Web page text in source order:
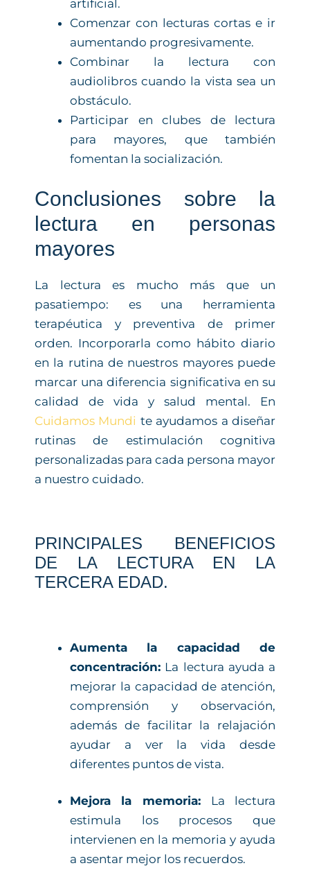
artificial.
Comenzar con lecturas cortas e ir
aumentando progresivamente.
Combinar la lectura con
audiolibros cuando la vista sea un
obstáculo.
Participar en clubes de lectura
para mayores, que también
fomentan la socialización.
Conclusiones sobre la
lectura en personas
mayores
La lectura es mucho más que un
pasatiempo: es una herramienta
terapéutica y preventiva de primer
orden. Incorporarla como hábito diario
en la rutina de nuestros mayores puede
marcar una diferencia significativa en su
calidad de vida y salud mental. En
Cuidamos Mundi te ayudamos a diseñar
rutinas de estimulación cognitiva
personalizadas para cada persona mayor
a nuestro cuidado.
PRINCIPALES BENEFICIOS
DE LA LECTURA EN LA
TERCERA EDAD.
Aumenta la capacidad de
concentración: La lectura ayuda a
mejorar la capacidad de atención,
comprensión y observación,
además de facilitar la relajación
ayudar a ver la vida desde
diferentes puntos de vista.
Mejora la memoria:
La lectura
estimula los procesos que
intervienen en la memoria y ayuda
a asentar mejor los recuerdos.